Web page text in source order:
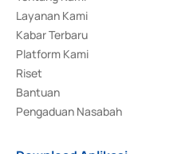
Layanan Kami
Kabar Terbaru
Platform Kami
Riset
Bantuan
Pengaduan Nasabah